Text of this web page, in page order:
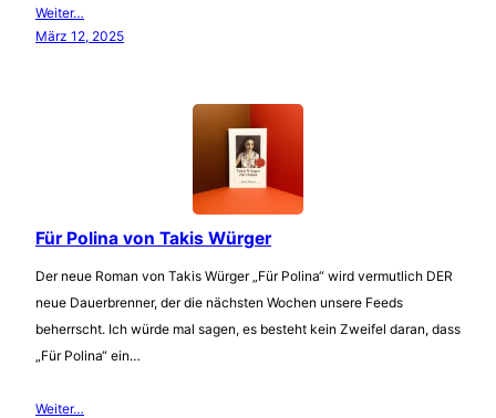
Weiter…
März 12, 2025
Für Polina von Takis Würger
Der neue Roman von Takis Würger „Für Polina“ wird vermutlich DER
neue Dauerbrenner, der die nächsten Wochen unsere Feeds
beherrscht. Ich würde mal sagen, es besteht kein Zweifel daran, dass
„Für Polina“ ein…
Weiter…